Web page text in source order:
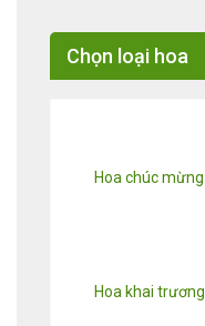
Chọn loại hoa
Hoa chúc mừng
Hoa khai trương